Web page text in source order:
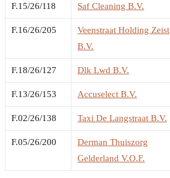
F.15/26/118 Saf Cleaning B.V.
F.16/26/205
Veenstraat Holding Zeist
B.V.
F.18/26/127 Dlk Lwd B.V.
F.13/26/153 Accuselect B.V.
F.02/26/138 Taxi De Langstraat B.V.
F.05/26/200
Derman Thuiszorg
Gelderland V.O.F.